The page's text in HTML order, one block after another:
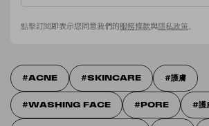
點擊訂閱即表示您同意我們的服務條款與隱私政策
ACNE SKINCARE 護膚
WASHING FACE PORE 護